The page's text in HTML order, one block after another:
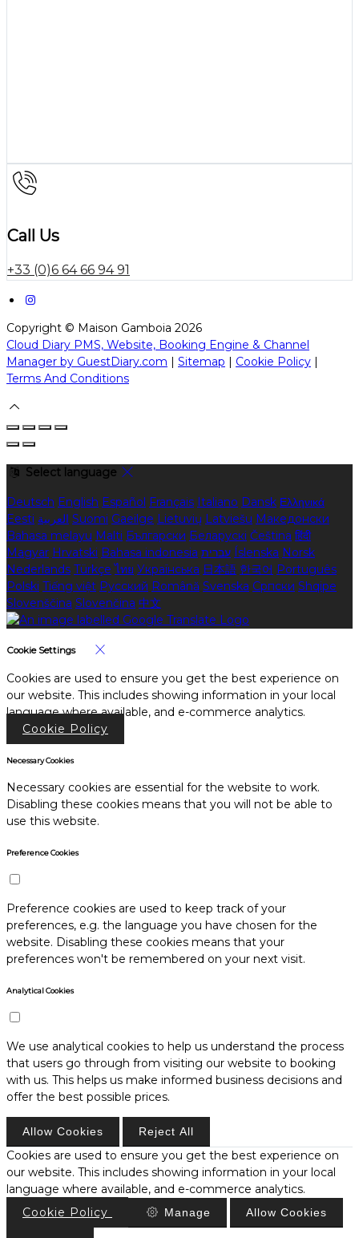
Call Us
+33 (0)6 64 66 94 91
Copyright © Maison Gamboia 2026
Cloud Diary PMS, Website, Booking Engine & Channel
Manager by GuestDiary.com | Sitemap | Cookie Policy |
Terms And Conditions
Select language
Deutsch English Español Français Italiano Dansk Ελληνικά
Eesti العربية Suomi Gaeilge Lietuvių Latviešu Македонски
Bahasa melayu Malti Български Беларускі Čeština हिंदी
Magyar Hrvatski Bahasa indonesia עברית Íslenska Norsk
Nederlands Türkçe ไทย Українська 日本語 한국어 Português
Polski Tiếng việt Русский Română Svenska Српски Shqipe
Slovenščina Slovenčina 中文
Cookie Settings
Cookies are used to ensure you get the best experience on
our website. This includes showing information in your local
language where available, and e-commerce analytics.
Cookie Policy
Necessary Cookies
Necessary cookies are essential for the website to work.
Disabling these cookies means that you will not be able to
use this website.
Preference Cookies
Preference cookies are used to keep track of your
preferences, e.g. the language you have chosen for the
website. Disabling these cookies means that your
preferences won't be remembered on your next visit.
Analytical Cookies
We use analytical cookies to help us understand the process
that users go through from visiting our website to booking
with us. This helps us make informed business decisions and
offer the best possible prices.
Allow Cookies Reject All
Cookies are used to ensure you get the best experience on
our website. This includes showing information in your local
language where available, and e-commerce analytics.
Cookie Policy
Manage Allow Cookies